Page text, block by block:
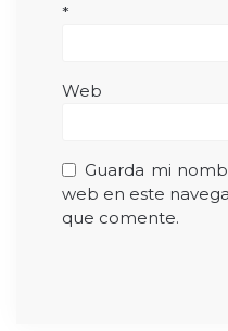
*
Web
Guarda mi
web en este
que comente.